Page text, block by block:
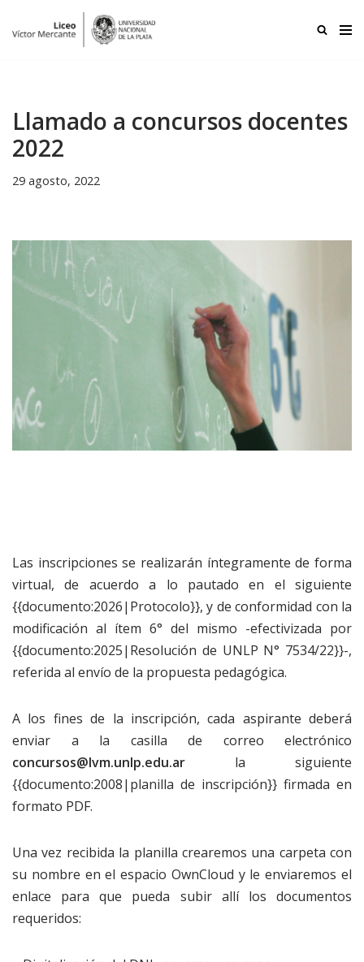
Llamado a concursos docentes
2022
29 agosto, 2022
Las inscripciones se realizarán íntegramente de forma
virtual, de acuerdo a lo pautado en el siguiente
{{documento:2026|Protocolo}}, y de conformidad con la
modificación al ítem 6° del mismo -efectivizada por
{{documento:2025|Resolución de UNLP N° 7534/22}}-,
referida al envío de la propuesta pedagógica.
A los fines de la inscripción, cada aspirante deberá
enviar a la casilla de correo electrónico
concursos@lvm.unlp.edu.ar la siguiente
{{documento:2008|planilla de inscripción}} firmada en
formato PDF.
Una vez recibida la planilla crearemos una carpeta con
su nombre en el espacio OwnCloud y le enviaremos el
enlace para que pueda subir allí los documentos
requeridos: